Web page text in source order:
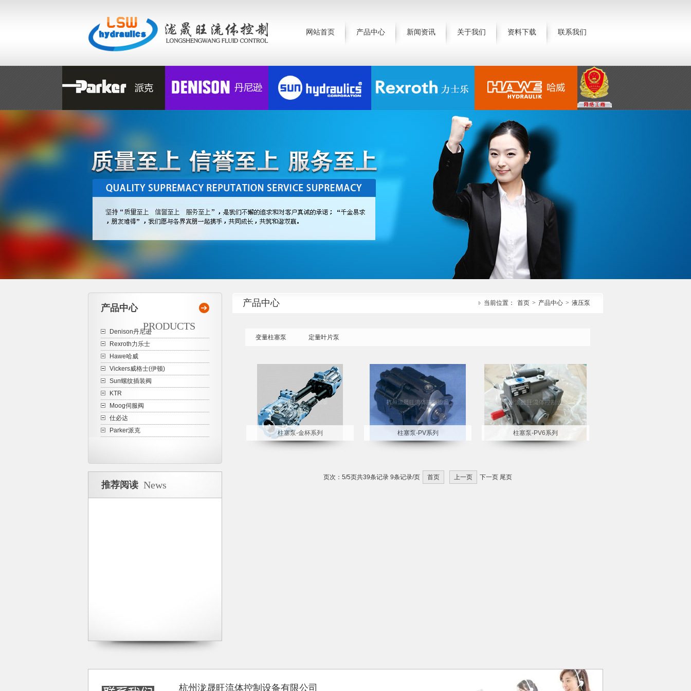
网站首页 产品中心 新闻资讯 关于我们 资料下载 联系我们
当前位置： 首页 > 产品中心 > 液压泵
产品中心
变量柱塞泵 定量叶片泵
柱塞泵-金杯系列 柱塞泵-PV系列 柱塞泵-PV6系列
页次：5/5页共39条记录 9条记录/页 首页 上一页 下一页 尾页
产品中心
PRODUCTS
Denison丹尼逊
Rexroth力乐士
Hawe哈威
Vickers威格士(伊顿)
Sun螺纹插装阀
KTR
Moog伺服阀
仕必达
Parker派克
推荐阅读 News
杭州泷晟旺流体控制设备有限公司